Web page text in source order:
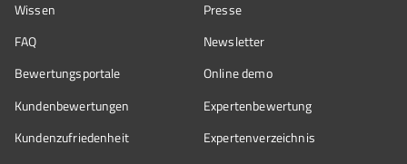
Wissen
FAQ
Bewertungsportale
Kundenbewertungen
Kundenzufriedenheit
Presse
Newsletter
Online demo
Expertenbewertung
Expertenverzeichnis